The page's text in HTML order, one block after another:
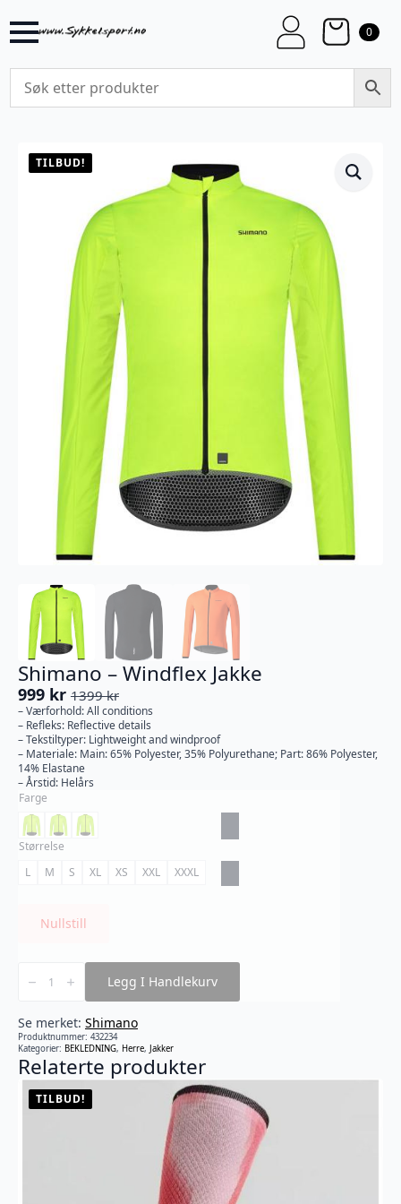
0
TILBUD!
Shimano – Windflex Jakke
1399kr
Opprinnelig
pris
var:
1399 kr.
999 kr
Nåværende
pris
er:
999 kr.
– Værforhold: All conditions
– Refleks: Reflective details
– Tekstiltyper: Lightweight and windproof
– Materiale: Main: 65% Polyester, 35% Polyurethane; Part: 86% Polyester,
14% Elastane
– Årstid: Helårs
Farge
Størrelse
L
M S XL XS XXL XXXL
Nullstill
Windflex Legg I Handlekurv
Se merket: Shimano
Produktnummer: 432234
Kategorier: BEKLEDNING, Herre, Jakker
Relaterte produkter
TILBUD!